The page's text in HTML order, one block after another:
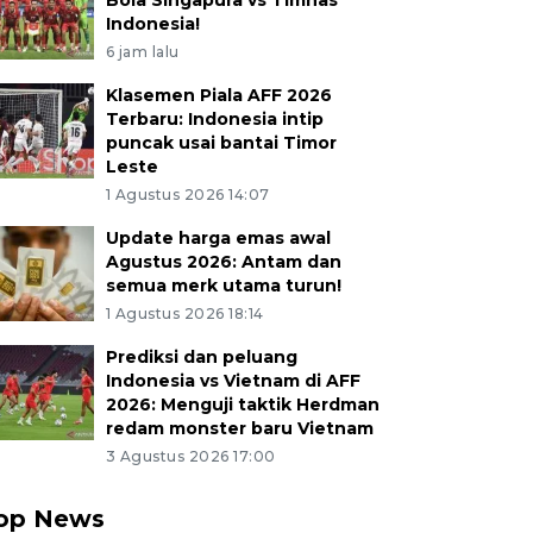
Indonesia!
6 jam lalu
Klasemen Piala AFF 2026
Terbaru: Indonesia intip
puncak usai bantai Timor
Leste
1 Agustus 2026 14:07
Update harga emas awal
Agustus 2026: Antam dan
semua merk utama turun!
1 Agustus 2026 18:14
Prediksi dan peluang
Indonesia vs Vietnam di AFF
2026: Menguji taktik Herdman
redam monster baru Vietnam
3 Agustus 2026 17:00
News